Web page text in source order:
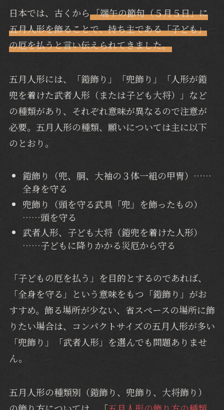
日本では、古くから「端午の節句（５月５日」に
五月人形を飾ることで、持ち主である「子ども」
の厄を払うと言い伝えられてきました。
五月人形には、「鎧飾り」「兜飾り」「人形が鎧
兜を着けた武者人形（または子ども大将）」など
の種類があり、それぞれ意味が異なるので注意が
必要。五月人形の種類、願いについては主に以下
のとおり。
鎧飾り（兜、胴、大袖の３体一組の甲冑）……
全身を守る
兜飾り（頭を守る武具「兜」を飾ったもの）
……頭を守る
武者人形、子ども大将（鎧兜を着けた人形）
……子どもに降りかかる災厄から守る
「子どもの厄を払う」を目的とするのであれば、
「全身を守る」という意味をもつ「鎧飾り」がお
すすめ。飾る場所が少ない、省スペースの場所に飾
りたい場合は、コンパクトサイズの五月人形が多い
「兜飾り」「武者人形」を選んでも問題ありませ
ん。
五月人形の種類別（鎧飾り、兜飾り、大将飾り）